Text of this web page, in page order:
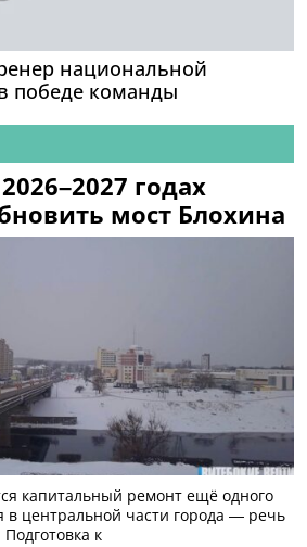
национальной
победе команды
годах
мост Блохина
капитальный ремонт ещё одного
в центральной части города — речь
к